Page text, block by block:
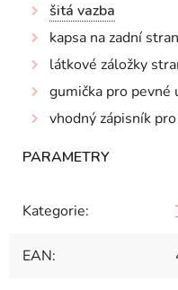
šitá vazba
kapsa na zadní
látkové záložky
gumička pro pevné
vhodný zápisník
Kategorie:
EAN: